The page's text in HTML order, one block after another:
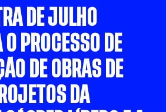
DE JULHO
PROCESSO DE
DE OBRAS DE
DA